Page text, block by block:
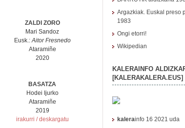
ZALDI ZORO
Mari Sandoz
Eusk.:Aitor Fresnedo
Ataramiñe
2020
BASATZA
Hodei Ijurko
Ataramiñe
2019
irakurri / deskargatu
Argazkiak. Euskal preso
1983
Ongi etorri!
Wikipedian
KALERAINFO
[KALERAKALERA.EUS]
kalerainfo 16 2021 uda